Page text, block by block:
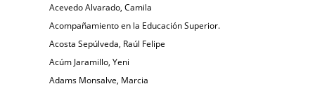
Acevedo Alvarado, Camila
Acompañamiento en la Educación Superior.
Acosta Sepúlveda, Raúl Felipe
Acúm Jaramillo, Yeni
Adams Monsalve, Marcia